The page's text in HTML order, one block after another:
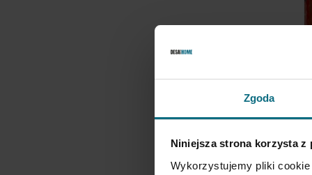
Zgoda
Niniejsza strona korzysta z
Wykorzystujemy pliki